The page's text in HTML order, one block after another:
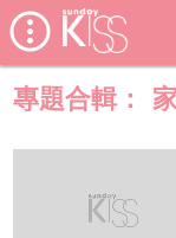
專題合輯：